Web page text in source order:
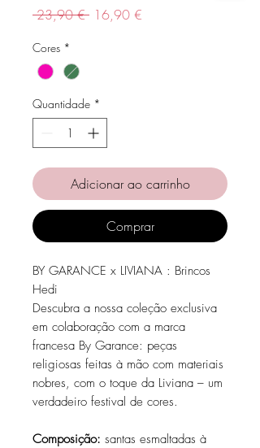
23,90 € Preço
16,90 €
Cores *
Quantidade *
Adicionar ao carrinho
Comprar
BY GARANCE x LIVIANA : Brincos
Hedi
Descubra a nossa coleção exclusiva
em colaboração com a marca
francesa By Garance: peças
religiosas feitas à mão com materiais
nobres, com o toque da Liviana – um
verdadeiro festival de cores.
Composição: santas esmaltadas à